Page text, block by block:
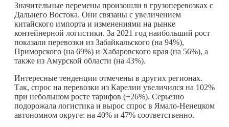
Значительные перемены произошли в грузоперевозках с
Дальнего Востока. Они связаны с увеличением
китайского импорта и изменениями на рынке
контейнерной логистики. За 2021 год наибольший рост
показали перевозки из Забайкальского (на 94%),
Приморского (на 69%) и Хабаровского края (на 56%), а
также из Амурской области (на 43%).
Интересные тенденции отмечены в других регионах.
Так, спрос на перевозки из Карелии увеличился на 102%
при небольшом росте тарифов (+26%). Серьезно
подорожала логистика и вырос спрос в Ямало-Ненецком
автономном округе: на 40% и 47% соответственно.